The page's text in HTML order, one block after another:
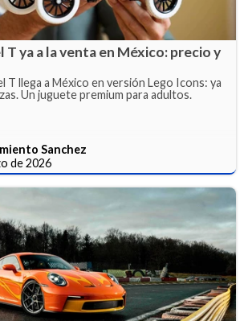
T ya a la venta en México: precio y
T llega a México en versión Lego Icons: ya
Un juguete premium para adultos.
Sanchez
de 2026